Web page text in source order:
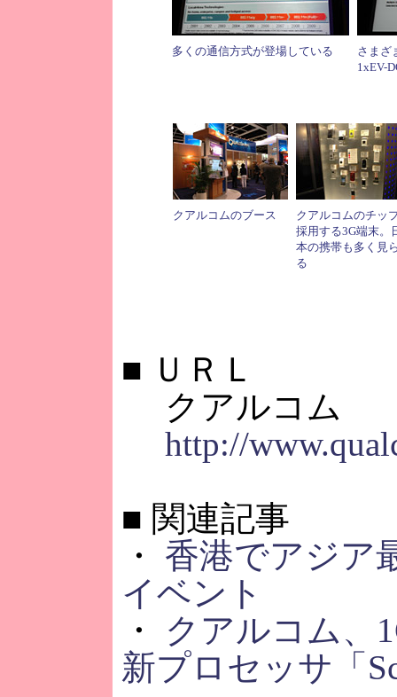
多くの通信方式が登場している
さまざ
1xEV-
クアルコムのブース
クアルコムのチッ
採用する3G端末。
本の携帯も多く見
る
■ ＵＲＬ
クアルコム
http://
■ 関連記事
・ 香港でアジア
イベント
・ クアルコム、
新プロセッサ「